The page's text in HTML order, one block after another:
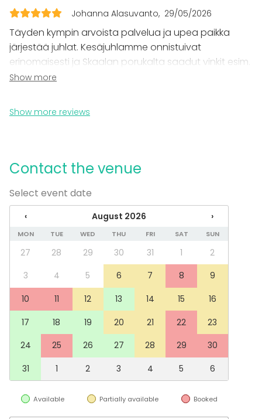
Christmas Party
Venue type
Banquet hall
Multi-purpose event space
Industrial venue
- Runsaasti kylmäsäilytystilaa
- Yhteistyökumppanien kautta järjestelyt ja tekniikka
kaikkiin tilaisuuksiin
Johanna Alasuvanto 29/05/2026
Täyden kympin arvoista palvelua ja upea paikka
järjestää juhlat. Kesäjuhlamme onnistuivat
erinomaisesti ja Skaalan porukalta saadut vinkit esim.
yhteistyökumppaneista auttoivat varmistamaan
Show more
Show more reviews
Contact the venue
Select event date
‹ August 2026 ›
MON TUE WED THU FRI SAT SUN
27 28 29 30 31 1
2
3
4 5 6 7 8
9
10
11 12 13 14 15
16
17
18 19 20 21 22
23
24
25 26 27 28 29
30
31
1 2 3 4 5 6
Available Partially available Booked